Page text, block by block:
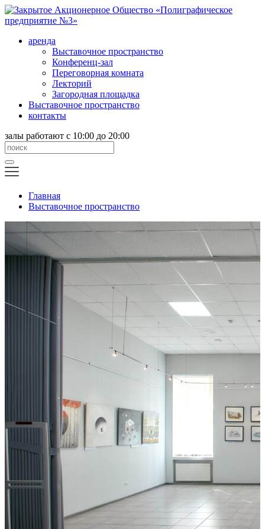
аренда
Выставочное пространство
Конференц-зал
Переговорная комната
Лекторий
Загородная площадка
Выставочное пространство
контакты
залы работают с 10:00 до 20:00
Главная
Выставочное пространство